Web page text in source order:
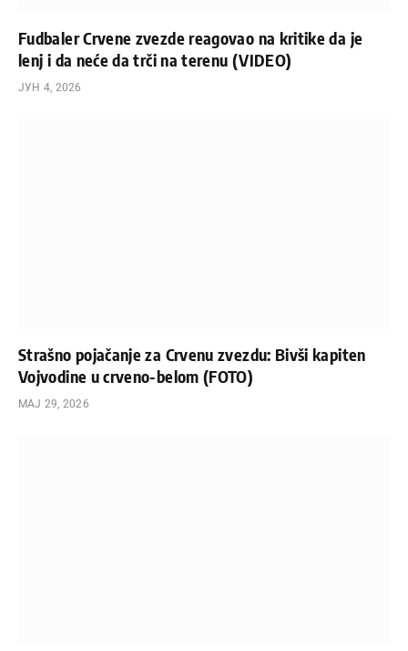
Fudbaler Crvene zvezde reagovao na kritike da je
lenj i da neće da trči na terenu (VIDEO)
ЈУН 4, 2026
Strašno pojačanje za Crvenu zvezdu: Bivši kapiten
Vojvodine u crveno-belom (FOTO)
МАЈ 29, 2026